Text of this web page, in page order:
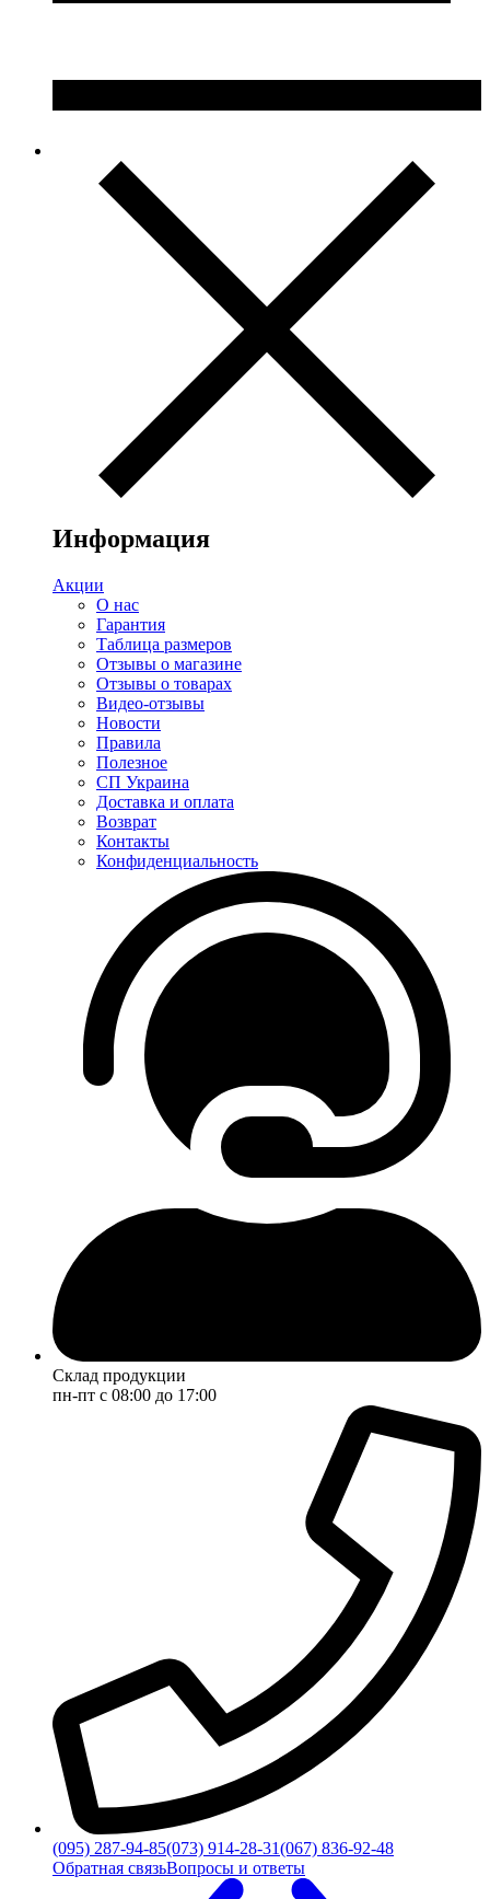
Информация
Акции
О нас
Гарантия
Таблица размеров
Отзывы о магазине
Отзывы о товарах
Видео-отзывы
Новости
Правила
Полезное
СП Украина
Доставка и оплата
Возврат
Контакты
Конфиденциальность
Склад продукции
пн-пт с 08:00 до 17:00
(095) 287-94-85(073) 914-28-31(067) 836-92-48
Обратная связьВопросы и ответы